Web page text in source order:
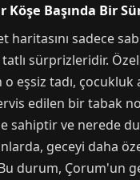
Köşe Başında Bir
haritasını sadece
sürprizleridir.
o eşsiz tadı,
edilen bir tabak
sahiptir ve nerede
geceyi daha
durum, Çorum'un